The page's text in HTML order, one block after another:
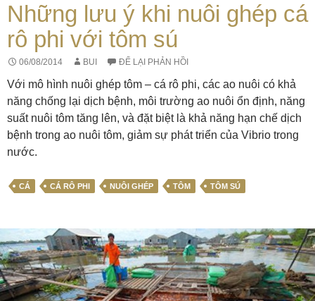
Những lưu ý khi nuôi ghép cá
rô phi với tôm sú
06/08/2014 BUI ĐỂ LẠI PHẢN HỒI
Với mô hình nuôi ghép tôm – cá rô phi, các ao nuôi có khả
năng chống lại dịch bệnh, môi trường ao nuôi ổn định, năng
suất nuôi tôm tăng lên, và đặt biệt là khả năng hạn chế dịch
bệnh trong ao nuôi tôm, giảm sự phát triển của Vibrio trong
nước.
CÁ CÁ RÔ PHI NUÔI GHÉP TÔM TÔM SÚ